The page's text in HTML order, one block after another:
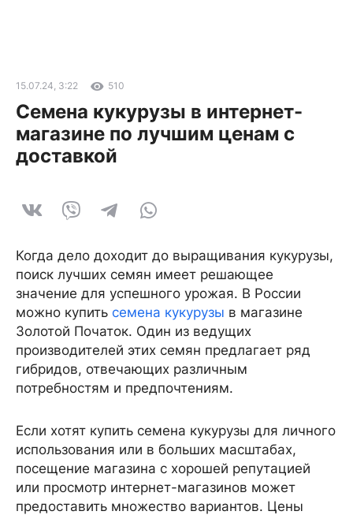
15.07.24, 3:22 510
Семена кукурузы в интернет-
магазине по лучшим ценам с
доставкой
Когда дело доходит до выращивания кукурузы,
поиск лучших семян имеет решающее
значение для успешного урожая. В России
можно купить семена кукурузы в магазине
Золотой Початок. Один из ведущих
производителей этих семян предлагает ряд
гибридов, отвечающих различным
потребностям и предпочтениям.
Если хотят купить семена кукурузы для личного
использования или в больших масштабах,
посещение магазина с хорошей репутацией
или просмотр интернет-магазинов может
предоставить множество вариантов. Цены